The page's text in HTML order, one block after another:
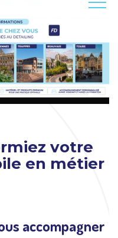
votre
en métier
accompagner